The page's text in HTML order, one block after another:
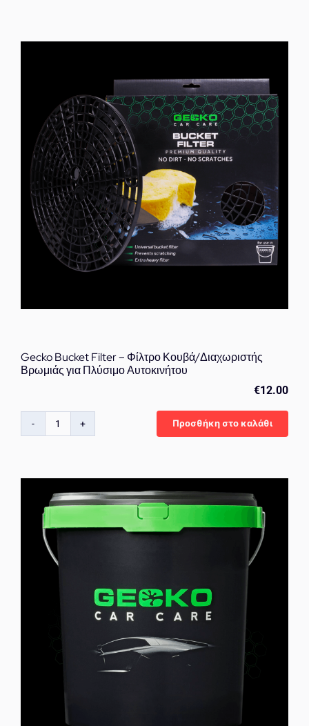
–
για
Δύσκολα
Σημεία
ποσότητα
Gecko Bucket Filter – Φίλτρο Κουβά/Διαχωριστής
Βρωμιάς για Πλύσιμο Αυτοκινήτου
€12.00
Gecko
–
Φίλτρο
Κουβά/
Διαχωριστής
Αυτοκινήτου
ποσότητα
Προσθήκη στο καλάθι